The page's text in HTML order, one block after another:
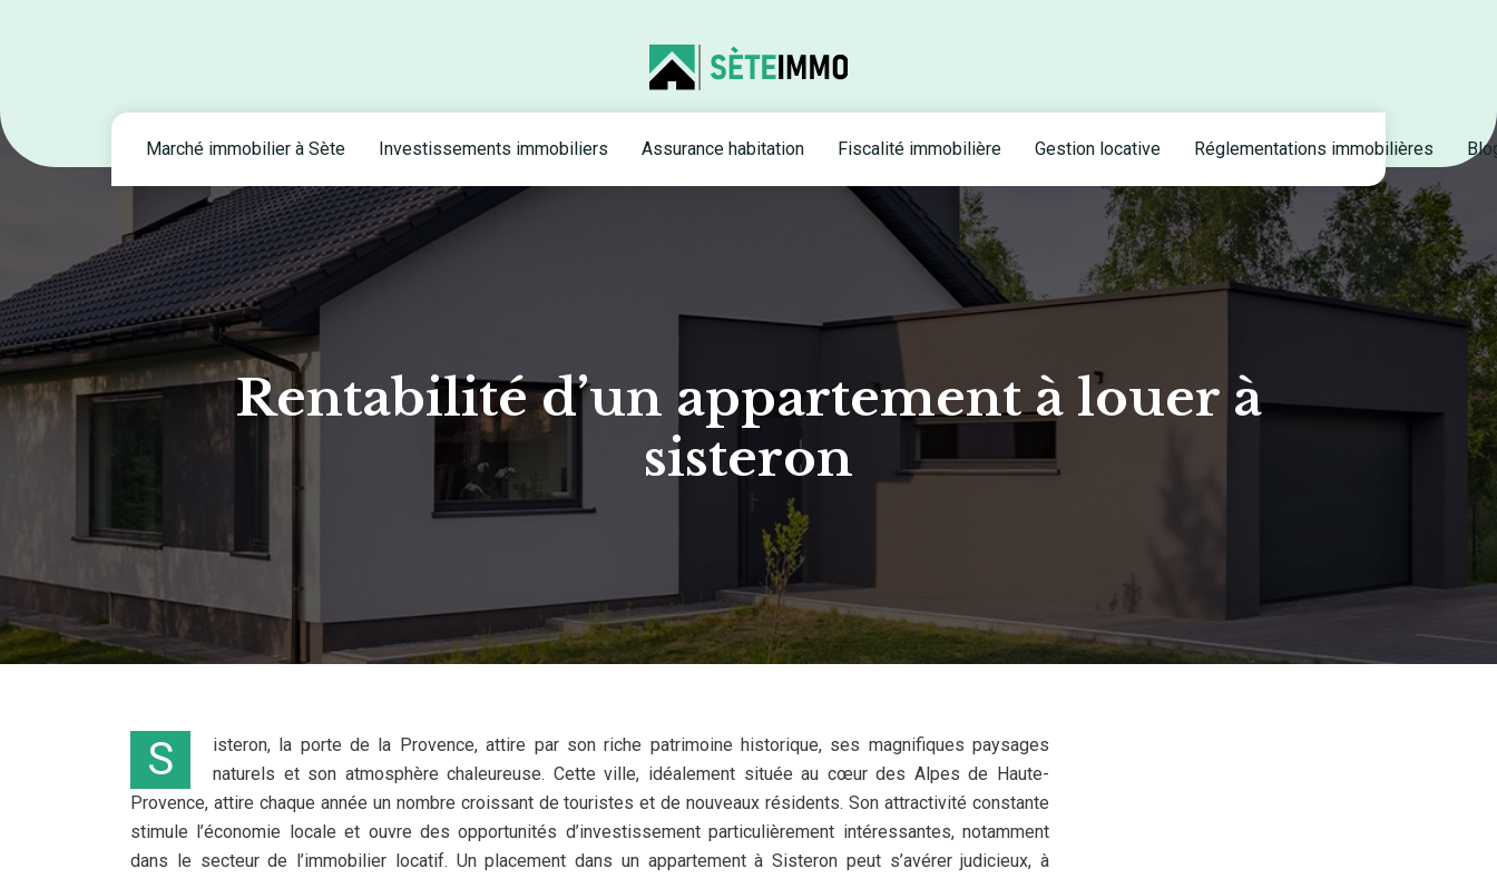
Marché immobilier à Sète Investissements immobiliers Assurance habitation Fiscalité immobilière Gestion locative Réglementations immobilières
Rentabilité d’un appartement à louer à
sisteron
Sisteron, la porte de la Provence, attire par son riche patrimoine historique, ses magnifiques paysages
naturels et son atmosphère chaleureuse. Cette ville, idéalement située au cœur des Alpes de Haute-
Provence, attire chaque année un nombre croissant de touristes et de nouveaux résidents. Son attractivité constante
stimule l’économie locale et ouvre des opportunités d’investissement particulièrement intéressantes, notamment
dans le secteur de l’immobilier locatif. Un placement dans un appartement à Sisteron peut s’avérer judicieux, à